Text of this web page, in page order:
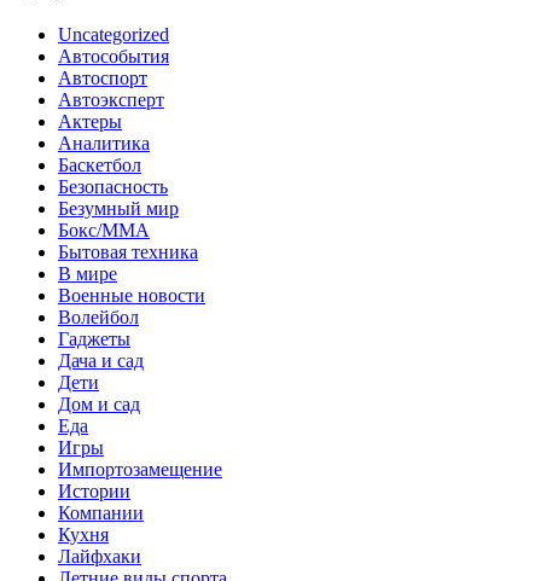
Uncategorized
Автособытия
Автоспорт
Автоэксперт
Актеры
Аналитика
Баскетбол
Безопасность
Безумный мир
Бокс/MMA
Бытовая техника
В мире
Военные новости
Волейбол
Гаджеты
Дача и сад
Дети
Дом и сад
Еда
Игры
Импортозамещение
Истории
Компании
Кухня
Лайфхаки